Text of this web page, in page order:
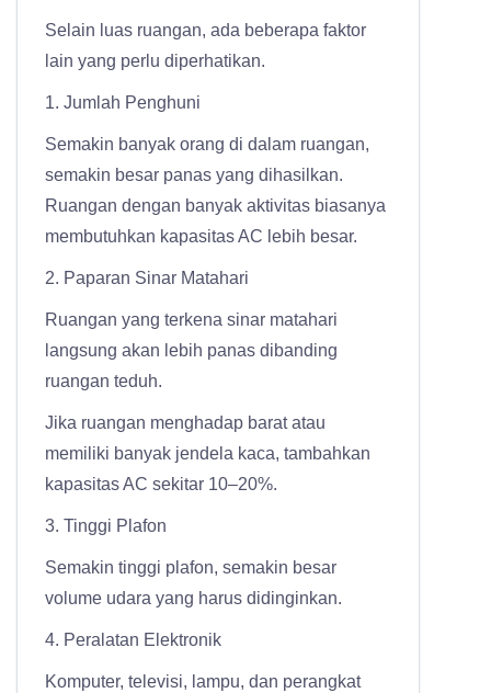
Selain luas ruangan, ada beberapa faktor
lain yang perlu diperhatikan.
1. Jumlah Penghuni
Semakin banyak orang di dalam ruangan,
semakin besar panas yang dihasilkan.
Ruangan dengan banyak aktivitas biasanya
membutuhkan kapasitas AC lebih besar.
2. Paparan Sinar Matahari
Ruangan yang terkena sinar matahari
langsung akan lebih panas dibanding
ruangan teduh.
Jika ruangan menghadap barat atau
memiliki banyak jendela kaca, tambahkan
kapasitas AC sekitar 10–20%.
3. Tinggi Plafon
Semakin tinggi plafon, semakin besar
volume udara yang harus didinginkan.
4. Peralatan Elektronik
Komputer, televisi, lampu, dan perangkat